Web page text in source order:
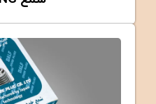
Plug (BKR-GAS)